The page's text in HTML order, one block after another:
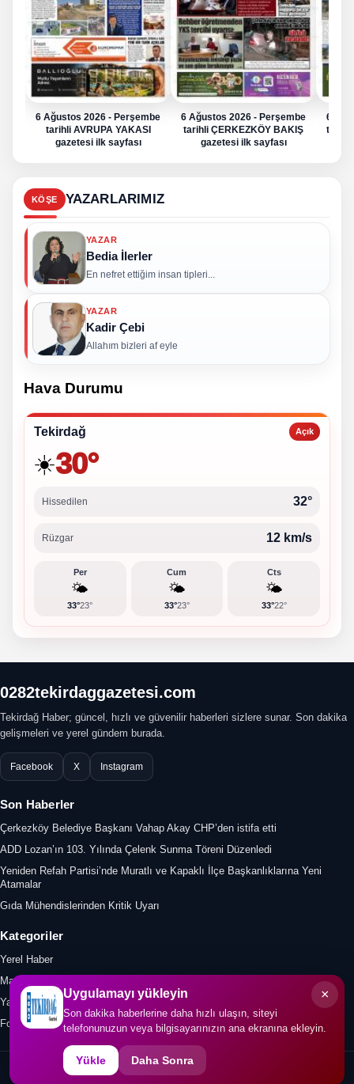
6 Ağustos 2026 - Perşembe
tarihli AVRUPA YAKASI
gazetesi ilk sayfası
6 Ağustos 2026 - Perşembe
tarihli ÇERKEZKÖY BAKIŞ
gazetesi ilk sayfası
6
tarihli
KÖŞE YAZARLARIMIZ
YAZAR
Bedia İlerler
En nefret ettiğim insan tipleri...
YAZAR
Kadir Çebi
Allahım bizleri af eyle
Hava Durumu
Tekirdağ Açık
☀️30°
Hissedilen 32°
Rüzgar 12 km/s
Per
🌤️
33°23°
Cum
🌤️
33°23°
Cts
🌤️
33°22°
0282tekirdaggazetesi.com
Tekirdağ Haber; güncel, hızlı ve güvenilir haberleri sizlere sunar. Son dakika
gelişmeleri ve yerel gündem burada.
Facebook X Instagram
Son Haberler
Çerkezköy Belediye Başkanı Vahap Akay CHP’den istifa etti
ADD Lozan’ın 103. Yılında Çelenk Sunma Töreni Düzenledi
Yeniden Refah Partisi’nde Muratlı ve Kapaklı İlçe Başkanlıklarına Yeni
Atamalar
Gıda Mühendislerinden Kritik Uyarı
Kategoriler
Yerel Haber
Manşet
Yazar
Foto Galeri
© 2026 0282tekirdaggazetesi.com. Tüm hakları saklıdır.
İletişim
Gizlilik
×
Uygulamayı yükleyin
Son dakika haberlerine daha hızlı ulaşın, siteyi
telefonunuzun veya bilgisayarınızın ana ekranına ekleyin.
Yükle Daha Sonra